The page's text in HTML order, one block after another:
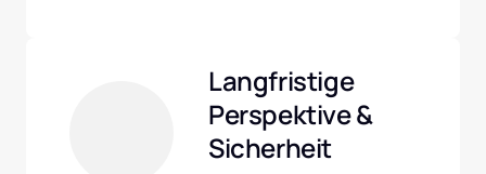
Langfristige
Perspektive &
Sicherheit